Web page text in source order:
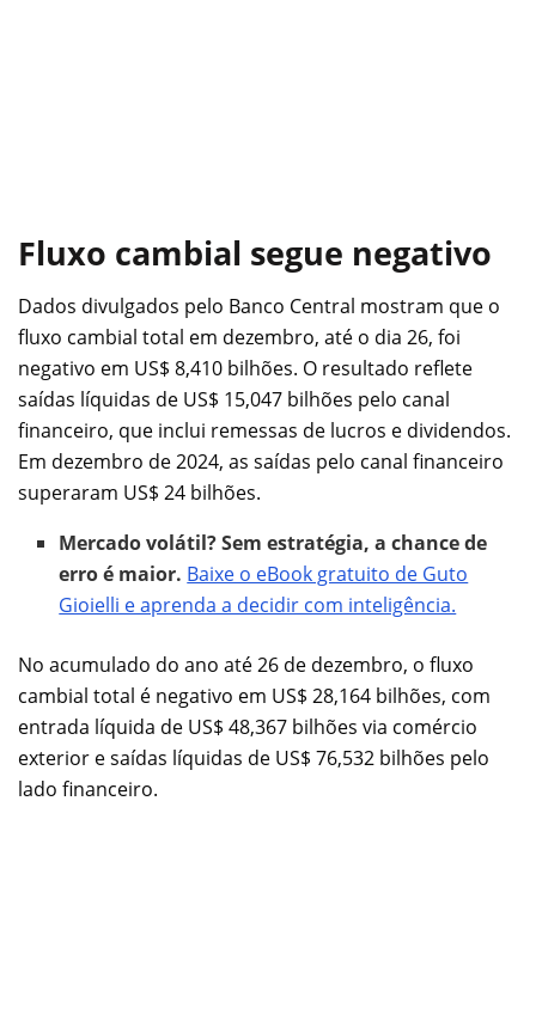
Fluxo cambial segue negativo
Dados divulgados pelo Banco Central mostram que o
fluxo cambial total em dezembro, até o dia 26, foi
negativo em US$ 8,410 bilhões. O resultado reflete
saídas líquidas de US$ 15,047 bilhões pelo canal
financeiro, que inclui remessas de lucros e dividendos.
Em dezembro de 2024, as saídas pelo canal financeiro
superaram US$ 24 bilhões.
Mercado volátil? Sem estratégia, a chance de
erro é maior. Baixe o eBook gratuito de Guto
Gioielli e aprenda a decidir com inteligência.
No acumulado do ano até 26 de dezembro, o fluxo
cambial total é negativo em US$ 28,164 bilhões, com
entrada líquida de US$ 48,367 bilhões via comércio
exterior e saídas líquidas de US$ 76,532 bilhões pelo
lado financeiro.